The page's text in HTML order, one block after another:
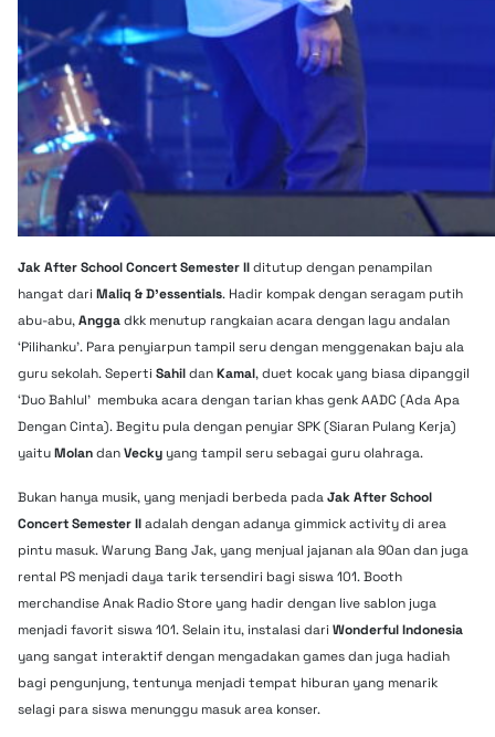
Jak After School Concert Semester IIditutup dengan penampilan
hangat dari Maliq & D’essentials. Hadir kompak dengan seragam putih
abu-abu,Anggadkk menutup rangkaian acara dengan lagu andalan
‘Pilihanku’. Para penyiarpun tampil seru dengan menggenakan baju ala
guru sekolah. Seperti SahildanKamal, duet kocak yang biasa dipanggil
‘Duo Bahlul’ membuka acara dengan tarian khas genk AADC (Ada Apa
Dengan Cinta). Begitu pula dengan penyiar SPK (Siaran Pulang Kerja)
yaituMolandanVecky yang tampil seru sebagai guru olahraga.
Bukan hanya musik, yang menjadi berbeda padaJak After School
Concert Semester IIadalah dengan adanya gimmick activity di area
pintu masuk. Warung Bang Jak, yang menjual jajanan ala 90an dan juga
rental PS menjadi daya tarik tersendiri bagi siswa 101. Booth
merchandise Anak Radio Store yang hadir dengan live sablon juga
menjadi favorit siswa 101. Selain itu, instalasi dari Wonderful Indonesia
yang sangat interaktif dengan mengadakan games dan juga hadiah
bagi pengunjung, tentunya menjadi tempat hiburan yang menarik
selagi para siswa menunggu masuk area konser.